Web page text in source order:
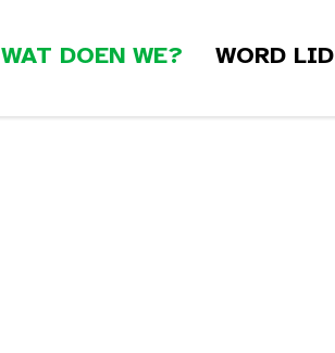
WAT DOEN WE? WORD LID